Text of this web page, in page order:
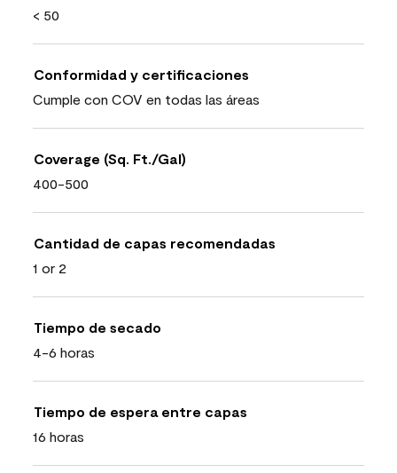
< 50
Conformidad y certificaciones
Cumple con COV en todas las áreas
Coverage (Sq. Ft./Gal)
400-500
Cantidad de capas recomendadas
1 or 2
Tiempo de secado
4-6 horas
Tiempo de espera entre capas
16 horas